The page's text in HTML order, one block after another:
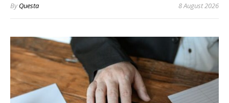
ByQuesta 8 August 2026